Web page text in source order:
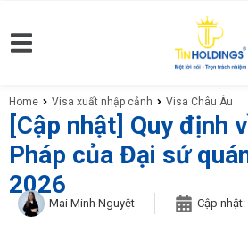
You are here:
Home Visa xuất nhập cảnh Visa Châu Âu
[Cập nhật] Quy định
Pháp của Đại sứ
2026
Mai Minh Nguyệt Cập nhật: